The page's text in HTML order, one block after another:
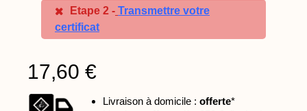
Etape 2 - Transmettre votre
certificat
17,60 €
Livraison à domicile : offerte*